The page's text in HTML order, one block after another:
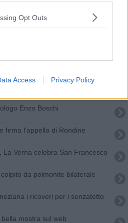
Opt Outs
Access Privacy Policy
ha benedetto la lancia d'oro
ospiti della Caritas
la beatificazione di Paolo VI
Enzo Boschi
firma l'appello di Rondine
La Verna celebra San Francesco
da polmonite bilaterale
i ricoveri per i senzatetto
mostra sul web